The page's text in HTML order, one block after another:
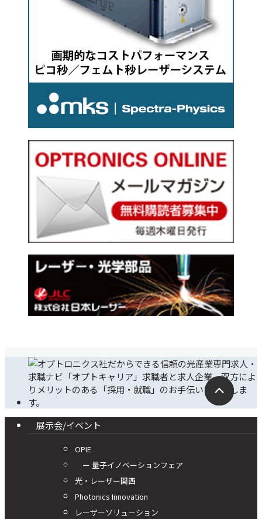
展示会/イベント
OPIE
ー 量子イノベーションフェア
光・レーザー関西
Photonics Innovation
レーザーソリューション